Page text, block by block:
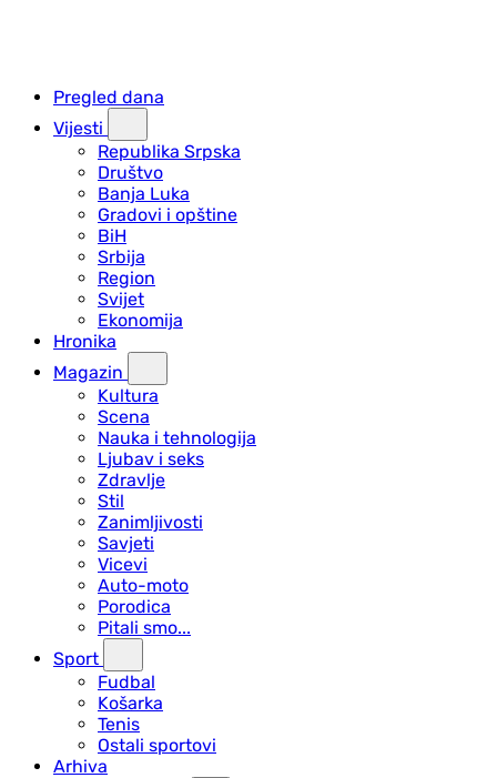
Pregled dana
Vijesti
Republika Srpska
Društvo
Banja Luka
Gradovi i opštine
BiH
Srbija
Region
Svijet
Ekonomija
Hronika
Magazin
Kultura
Scena
Nauka i tehnologija
Ljubav i seks
Zdravlje
Stil
Zanimljivosti
Savjeti
Vicevi
Auto-moto
Porodica
Pitali smo...
Sport
Fudbal
Košarka
Tenis
Ostali sportovi
Arhiva